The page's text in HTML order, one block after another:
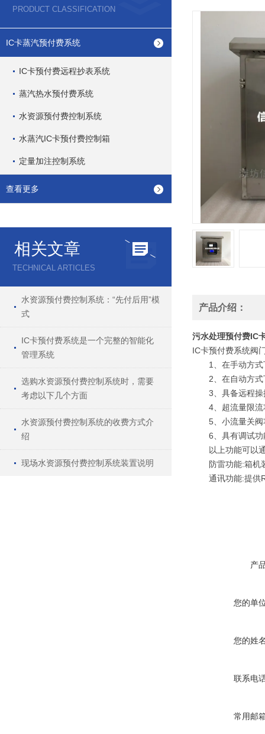
PRODUCT CLASSIFICATION
IC卡蒸汽预付费系统
IC卡预付费远程抄表系统
蒸汽热水预付费系统
水资源预付费控制系统
水蒸汽IC卡预付费控制箱
定量加注控制系统
查看更多
相关文章
TECHNICAL ARTICLES
水资源预付费控制系统：“先付后用”模
式
IC卡预付费系统是一个完整的智能化
管理系统
选购水资源预付费控制系统时，需要
考虑以下几个方面
水资源预付费控制系统的收费方式介
绍
现场水资源预付费控制系统装置说明
产品介绍：
污水处理预付费IC
IC卡预付费系统阀
1、在手动方式
2、在自动方式
3、具备远程操
4、超流量限流
5、小流量关阀
6、具有调试功
以上功能可以通
防雷功能:箱机装
通讯功能:提供
产
您的单
您的姓
联系电
常用邮